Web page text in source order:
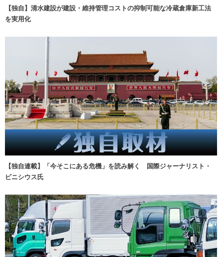
【独自】清水建設が建設・維持管理コストの抑制可能な冷蔵倉庫新工法
を実用化
【独自連載】「今そこにある危機」を読み解く 国際ジャーナリスト・
ビニシウス氏